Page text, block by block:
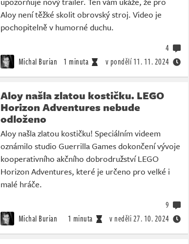
Aloy není těžké skolit obrovský stroj. Video je
pochopitelně v humorné duchu.
Michal Burian 1 minuta v pondělí11. 11. 2024
4
Aloy našla zlatou kostičku. LEGO
Horizon Adventures nebude
odloženo
Aloy našla zlatou kostičku! Speciálním videem
oznámilo studio Guerrilla Games dokončení vývoje
kooperativního akčního dobrodružství LEGO
Horizon Adventures, které je určeno pro velké i
malé hráče.
Michal Burian 1 minuta v neděli27. 10. 2024
9